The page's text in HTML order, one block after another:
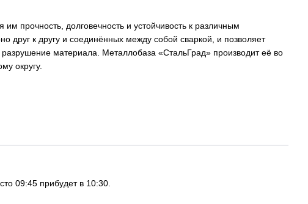
прочность, долговечность и устойчивость к различным
друг к другу и соединённых между собой сваркой, и позволяет
материала. Металлобаза «СтальГрад» производит её во
округу.
09:45 прибудет в 10:30.